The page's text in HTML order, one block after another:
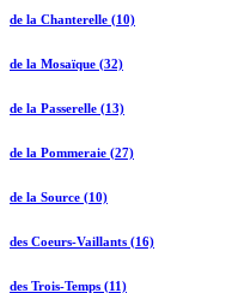
de la Chanterelle (10)
de la Mosaïque (32)
de la Passerelle (13)
de la Pommeraie (27)
de la Source (10)
des Coeurs-Vaillants (16)
des Trois-Temps (11)